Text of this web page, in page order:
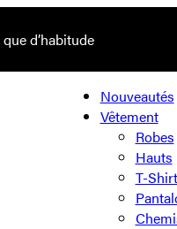
d’habitude
Nouveautés
Vêtement
Robes
Hauts
T-